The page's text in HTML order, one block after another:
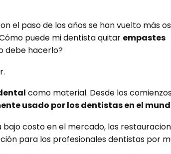
el paso de los años se han vuelto más
puede mi dentista quitar empastes
debe hacerlo?
como material. Desde los
usado por los dentistas en el
costo en el mercado, las
para los profesionales dentistas por